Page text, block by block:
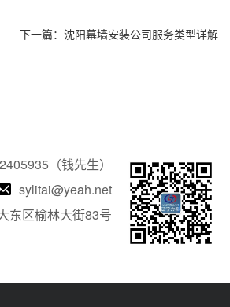
下一篇： 沈阳幕墙安装公司服务类型详解
（钱先生）
sylitai@yeah.net
东区榆林大街83号